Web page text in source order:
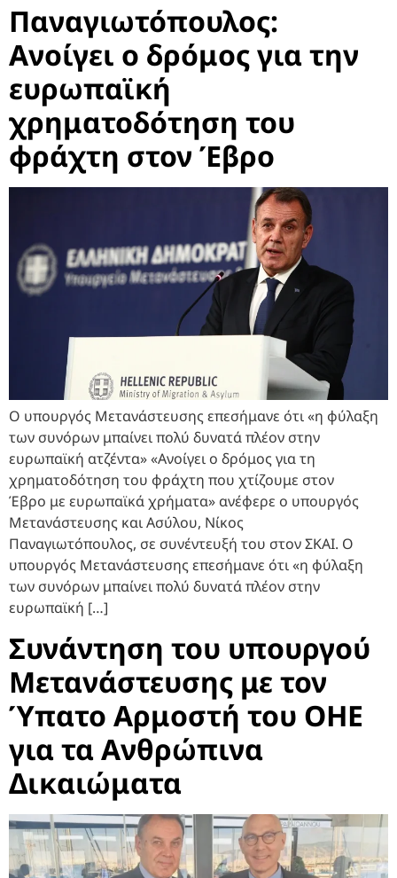
Παναγιωτόπουλος:
Ανοίγει ο δρόμος για την
ευρωπαϊκή
χρηματοδότηση του
φράχτη στον Έβρο
Ο υπουργός Μετανάστευσης επεσήμανε ότι «η φύλαξη
των συνόρων μπαίνει πολύ δυνατά πλέον στην
ευρωπαϊκή ατζέντα» «Ανοίγει ο δρόμος για τη
χρηματοδότηση του φράχτη που χτίζουμε στον
Έβρο με ευρωπαϊκά χρήματα» ανέφερε ο υπουργός
Μετανάστευσης και Ασύλου, Νίκος
Παναγιωτόπουλος, σε συνέντευξή του στον ΣΚΑΙ. Ο
υπουργός Μετανάστευσης επεσήμανε ότι «η φύλαξη
των συνόρων μπαίνει πολύ δυνατά πλέον στην
ευρωπαϊκή […]
Συνάντηση του υπουργού
Μετανάστευσης με τον
Ύπατο Αρμοστή του ΟΗΕ
για τα Ανθρώπινα
Δικαιώματα